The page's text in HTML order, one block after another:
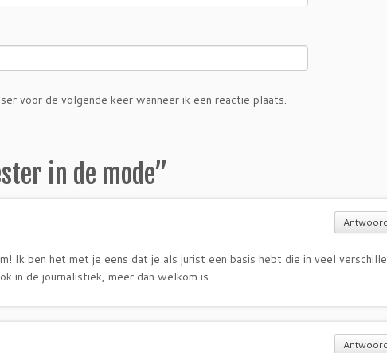
voor de volgende keer wanneer ik een reactie plaats.
in de mode”
Ik ben het met je eens dat je als jurist een basis hebt die in veel
in de journalistiek, meer dan welkom is.